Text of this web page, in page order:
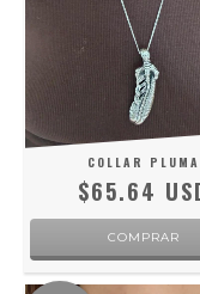
COLLAR PLUMA
$65.64